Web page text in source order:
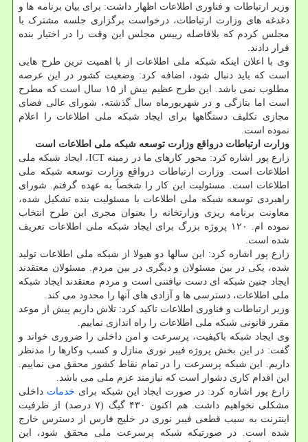
وزیر ارتباطات و فناوری اطلاعات اظهار داشت: برای بیان برنامه ها و
دغدغه های وزارت ارتباطات، درخواست برگزاری جلسه مشترک با
مجلس کردم که بلافاصله رییس مجلس این وقت را در اختیار بنده
قرار دادند.
وی با اعلان اینکه شبکه ملی اطلاعات از با اهمیت ترین طرح هایی
است که باید دنبال شود، اضافه کرد: وضعیت کشور در این عرصه
مطلوب نمی باشد. این طرح عظیم بیش از ۱۵ سال است که مطرح
است اما بتازگی و در شهریورماه سال گذشته، شورای عالی فضای
مجازی تکلیف دستگاهها برای ایجاد شبکه ملی اطلاعات را اعلام
نموده است.
وزارت ارتباطات درواقع وزارت توسعه شبکه ملی اطلاعات است
زارع پور اشاره کرد: محور کارهای ما در زمینه ICT، ایجاد شبکه ملی
اطلاعات است. وزارت ارتباطات درواقع وزارت توسعه شبکه ملی
اطلاعات است. مسئولیت این کار را شخصاً به عهده گرفتم. شورای
راهبردی توسعه شبکه ملی اطلاعات با مسئولیت بنده تشکیل شده،
معاونت برنامه ریزی وزارتخانه را بعنوان مجری این طرح انتخاب
نموده ام. ۱۲۰ پروژه بزرگ برای ایجاد شبکه ملی اطلاعات تعریف
شده است.
زارع پور اشاره کرد: این سالها دو هیولا از شبکه ملی اطلاعات تولید
شده، یکی در بین مسئولان و دیگری در بین مردم. مسئولان معتقدند
ایجاد چنین شبکه ای دست نیافتنی است و مردم معتقدند ایجاد شبکه
ملی اطلاعات، دسترسی ها و آزادی های آنها را محدود می کند.
وزیر ارتباطات و فناوری اطلاعات تاکید کرد: تلاش داریم پیش از موعد
مقرر قانونی شبکه ملی اطلاعات را راه اندازی نماییم.
وی ایجاد شبکه باکیفیت، پرسرعت و امن داخلی را ضروری خواند و
گفت: در این بخش پروژه فیبر نوری منازل و کسب وکارها را مدنظر
داریم. این شبکه پرسرعت را در تمام نقاط کشور محقق می نماییم.
این اقدام کاری دشوار است که نیازمند عزم ملی می باشد.
زارع پور اشاره کرد: در صورت ایجاد این شبکه برای خدمات داخلی
مشکلی نخواهیم داشت. هم اکنون ۴۳۰ گیگ (۷ درصد) از ظرفیت
اینترنت به سبب قطعی فیبر نوری در خلیج فارس از دسترس خارج
شده است. در صورتیکه شبکه پرسرعت ملی محقق شود، این